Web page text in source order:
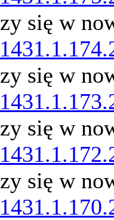
się w
się w
się w
się w